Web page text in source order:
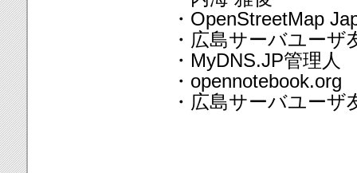
・OpenStreetMap
・広島サーバユーザ
・MyDNS.JP管理人
・opennotebook.org
・広島サーバユーザ